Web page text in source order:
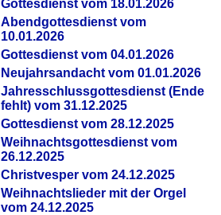
Gottesdienst vom 18.01.2026
Abendgottesdienst vom
10.01.2026
Gottesdienst vom 04.01.2026
Neujahrsandacht vom 01.01.2026
Jahresschlussgottesdienst (Ende
fehlt) vom 31.12.2025
Gottesdienst vom 28.12.2025
Weihnachtsgottesdienst vom
26.12.2025
Christvesper vom 24.12.2025
Weihnachtslieder mit der Orgel
vom 24.12.2025